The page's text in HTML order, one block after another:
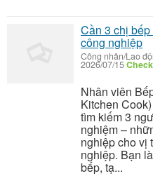
Cần 3 chị
công nghiệp
Công nhân/Lao
2026/07/15
Nhân viên
Kitchen
tìm kiếm 3
nghiệm –
nghiệp cho vị
nghiệp. Bạn
bếp, tạ...